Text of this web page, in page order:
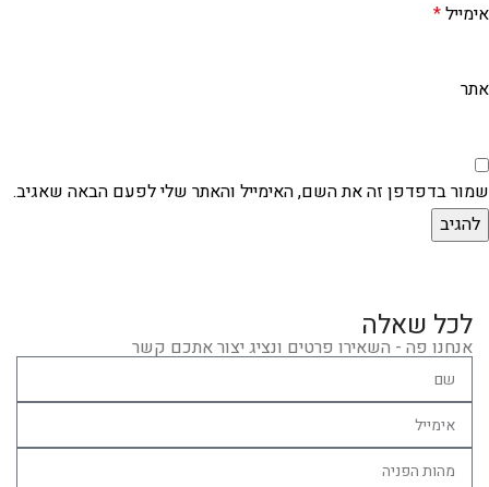
אימייל*
אתר
שמור בדפדפן זה את השם, האימייל והאתר שלי לפעם הבאה שאגיב.
לכל שאלה
אנחנו פה - השאירו פרטים ונציג יצור אתכם קשר